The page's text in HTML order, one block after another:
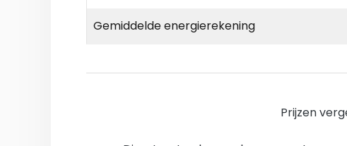
Gemiddelde energierekening
Prijzen